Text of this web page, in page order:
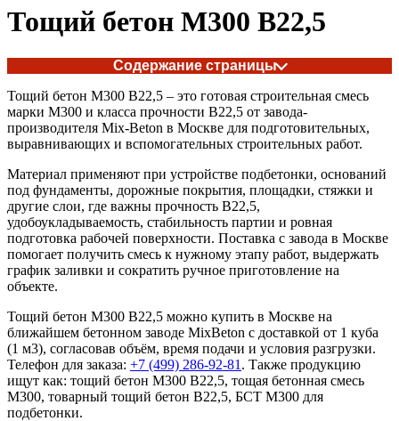
Тощий бетон М300 В22,5
Содержание страницы
Тощий бетон М300 В22,5 – это готовая строительная смесь
марки М300 и класса прочности В22,5 от завода-
производителя Mix-Beton в Москве для подготовительных,
выравнивающих и вспомогательных строительных работ.
Материал применяют при устройстве подбетонки, оснований
под фундаменты, дорожные покрытия, площадки, стяжки и
другие слои, где важны прочность В22,5,
удобоукладываемость, стабильность партии и ровная
подготовка рабочей поверхности. Поставка с завода в Москве
помогает получить смесь к нужному этапу работ, выдержать
график заливки и сократить ручное приготовление на
объекте.
Тощий бетон М300 В22,5 можно купить в Москве на
ближайшем бетонном заводе MixBeton с доставкой от 1 куба
(1 м3), согласовав объём, время подачи и условия разгрузки.
Телефон для заказа: +7 (499) 286-92-81 . Также продукцию
ищут как: тощий бетон М300 В22,5, тощая бетонная смесь
М300, товарный тощий бетон В22,5, БСТ М300 для
подбетонки.